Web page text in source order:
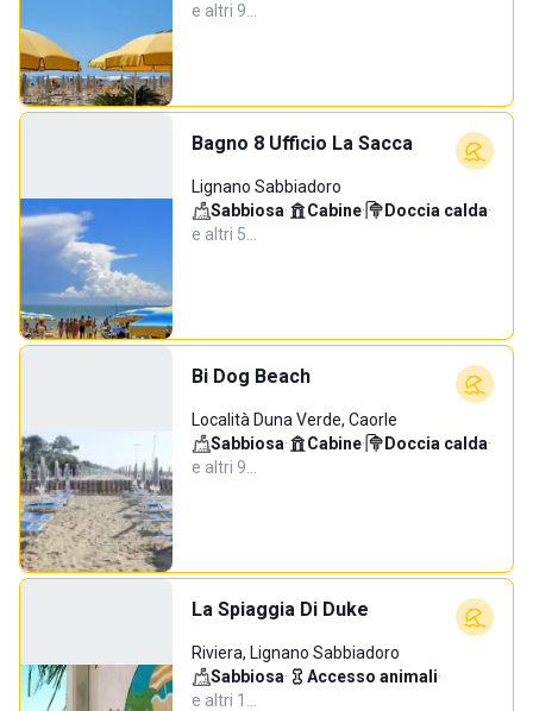
e altri 9…
Bagno 8 Ufficio La Sacca
Lignano Sabbiadoro
Sabbiosa· Cabine· Doccia calda·
e altri 5…
Bi Dog Beach
Località Duna Verde, Caorle
Sabbiosa· Cabine· Doccia calda·
e altri 9…
La Spiaggia Di Duke
Riviera, Lignano Sabbiadoro
Sabbiosa· Accesso animali·
e altri 1…